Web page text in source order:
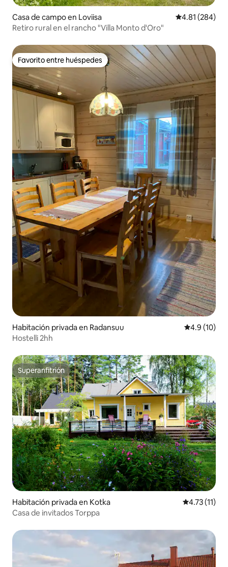
Casa de campo en Loviisa Calificación
4.81 (284)
Retiro rural en el rancho "Villa Monto d'Oro"
Favorito entre huéspedes
Favorito entre huéspedes
Habitación privada en Radansuu Calificación
4.9 (10)
Hostelli 2hh
Superanfitrión
Superanfitrión
Habitación privada en Kotka Calificación
4.73 (11)
Casa de invitados Torppa